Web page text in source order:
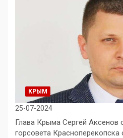
КРЫМ
25-07-2024
Глава Крыма Сергей Аксенов
горсовета